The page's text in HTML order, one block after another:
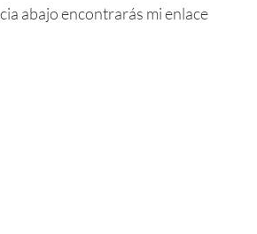
abajo encontrarás mi enlace